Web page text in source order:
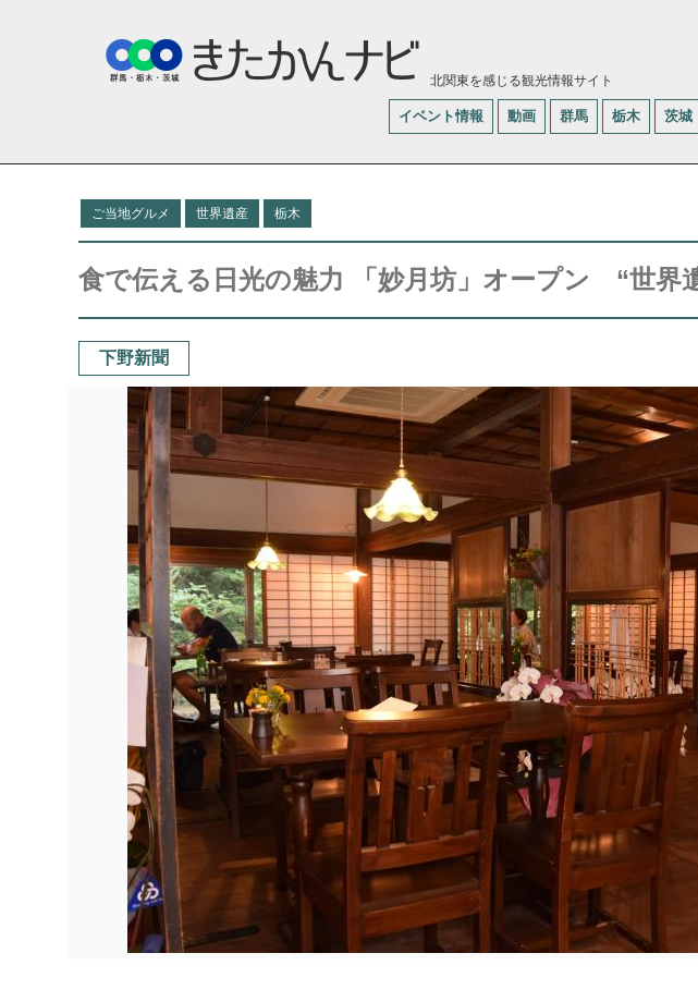
北関東を感じる観光情報サイト
イベント情報 動画 群馬 栃木 茨城
ご当地グルメ 世界遺産 栃木
食で伝える日光の魅力 「妙月坊」オープン “世界
下野新聞